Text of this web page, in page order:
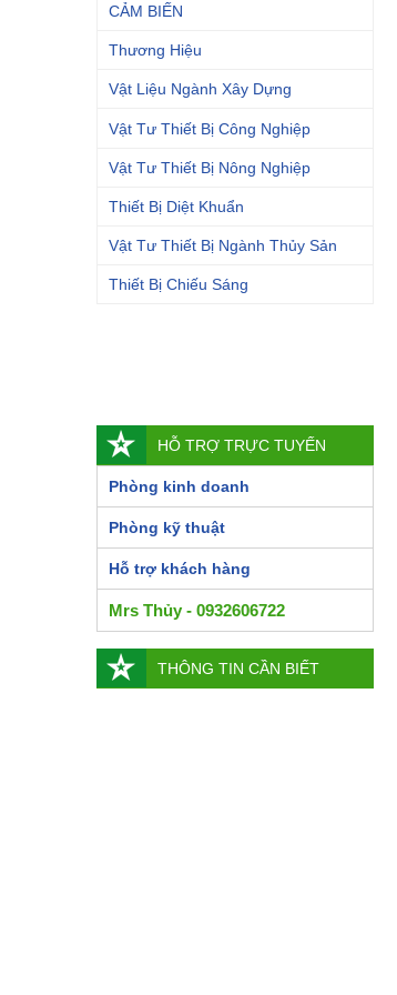
CẢM BIẾN
Thương Hiệu
Vật Liệu Ngành Xây Dựng
Vật Tư Thiết Bị Công Nghiệp
Vật Tư Thiết Bị Nông Nghiệp
Thiết Bị Diệt Khuẩn
Vật Tư Thiết Bị Ngành Thủy Sản
Thiết Bị Chiếu Sáng
HỖ TRỢ TRỰC TUYẾN
Phòng kinh doanh
Phòng kỹ thuật
Hỗ trợ khách hàng
Mrs Thủy - 0932606722
THÔNG TIN CẦN BIẾT